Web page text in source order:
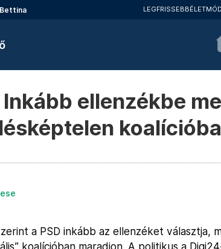
LEGFRISSEBBÉLETMÓD
ellenzékbe
a PSD inkább az ellenzéket választja,
koalícióban maradjon. A politikus a